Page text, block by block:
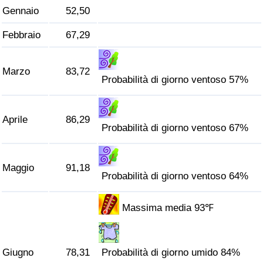
Gennaio
52,50
Febbraio 67,29
Marzo 83,72
Probabilità di giorno ventoso 57%
Aprile 86,29
Probabilità di giorno ventoso 67%
Maggio 91,18
Probabilità di giorno ventoso 64%
Giugno 78,31
Massima media 93℉
Probabilità di giorno umido 84%
Nazione
Indice dell’Inquinamento (Corrente)
Indice di inquinamento
Indice dell’Inquinamento per Nazione
Traffico
Indice del traffico (Corrente)
Indice del traffico per Nazione